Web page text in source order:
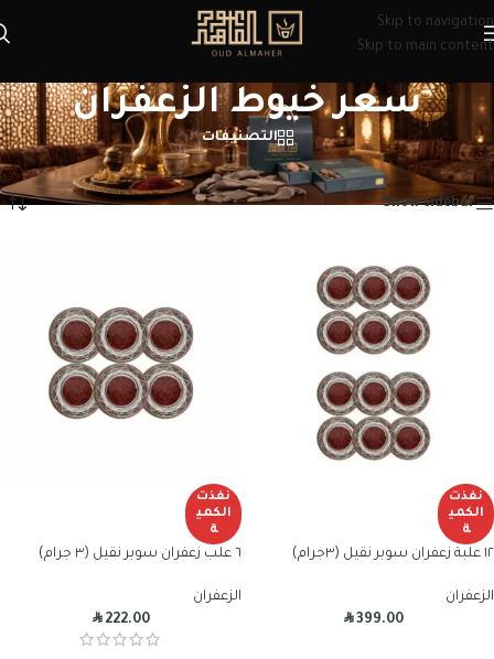
Skip to navigation
Skip to main content
سعر خيوط الزعفران
التصنيفات
الرئيسية/منتجات تحت الوسم “سعر خيوط الزعفران” عرض ⁦3⁩ من كل النتائج
Show sidebar
نفذت
الكمي
ة
١٢ علبة زعفران سوبر نقيل (٣جرام)
الزعفران
R399.00
نفذت
الكمي
ة
٦ علب زعفران سوبر نقيل (٣ جرام)
الزعفران
R222.00